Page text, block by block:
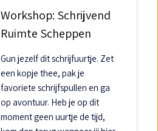
Workshop: Schrijvend
Ruimte Scheppen
Gun jezelf dit schrijfuurtje. Zet
een kopje thee, pak je
favoriete schrijfspullen en ga
op avontuur. Heb je op dit
moment geen uurtje de tijd,